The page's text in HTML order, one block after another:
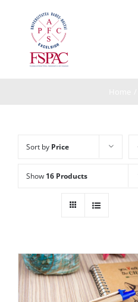
Sort by Price
Show 16 Products